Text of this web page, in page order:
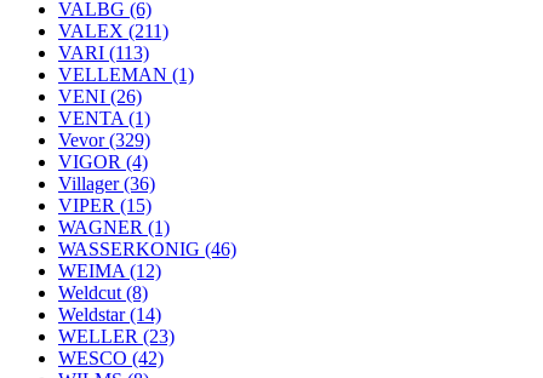
VALBG (6)
VALEX (211)
VARI (113)
VELLEMAN (1)
VENI (26)
VENTA (1)
Vevor(329)
VIGOR (4)
Villager(36)
VIPER (15)
WAGNER (1)
WASSERKONIG (46)
WEIMA (12)
Weldcut (8)
Weldstar(14)
WELLER (23)
WESCO (42)